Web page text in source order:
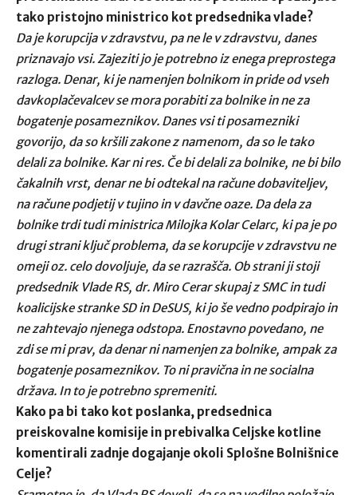
tako pristojno ministrico kot predsednika vlade?
Da je korupcija v zdravstvu, pa ne le v zdravstvu, danes
priznavajo vsi. Zajeziti jo je potrebno iz enega preprostega
razloga. Denar, ki je namenjen bolnikom in pride od vseh
davkoplačevalcev se mora porabiti za bolnike in ne za
bogatenje posameznikov. Danes vsi ti posamezniki
govorijo, da so kršili zakone z namenom, da so le tako
delali za bolnike. Kar ni res. Če bi delali za bolnike, ne bi bilo
čakalnih vrst, denar ne bi odtekal na račune dobaviteljev,
na račune podjetij v tujino in v davčne oaze. Da dela za
bolnike trdi tudi ministrica Milojka Kolar Celarc, ki pa je po
drugi strani ključ problema, da se korupcije v zdravstvu ne
omeji oz. celo dovoljuje, da se razrašča. Ob strani ji stoji
predsednik Vlade RS, dr. Miro Cerar skupaj z SMC in tudi
koalicijske stranke SD in DeSUS, ki jo še vedno podpirajo in
ne zahtevajo njenega odstopa. Enostavno povedano, ne
zdi se mi prav, da denar ni namenjen za bolnike, ampak za
bogatenje posameznikov. To ni pravična in ne socialna
država. In to je potrebno spremeniti.
Kako pa bi tako kot poslanka, predsednica
preiskovalne komisije in prebivalka Celjske kotline
komentirali zadnje dogajanje okoli Splošne Bolnišnice
Celje?